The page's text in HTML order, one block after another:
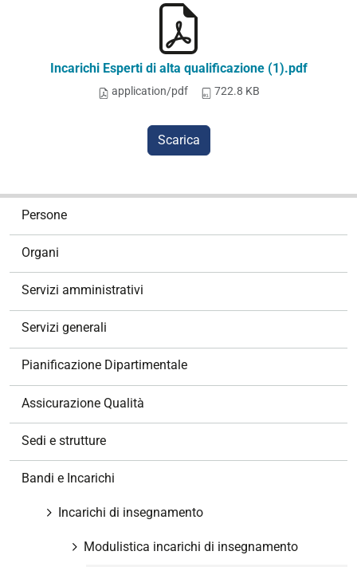
Incarichi Esperti di alta qualificazione (1).pdf
application/pdf 722.8 KB
Scarica
Persone
Organi
Servizi amministrativi
Servizi generali
Pianificazione Dipartimentale
Assicurazione Qualità
Sedi e strutture
Bandi e Incarichi
Incarichi di insegnamento
Modulistica incarichi di insegnamento